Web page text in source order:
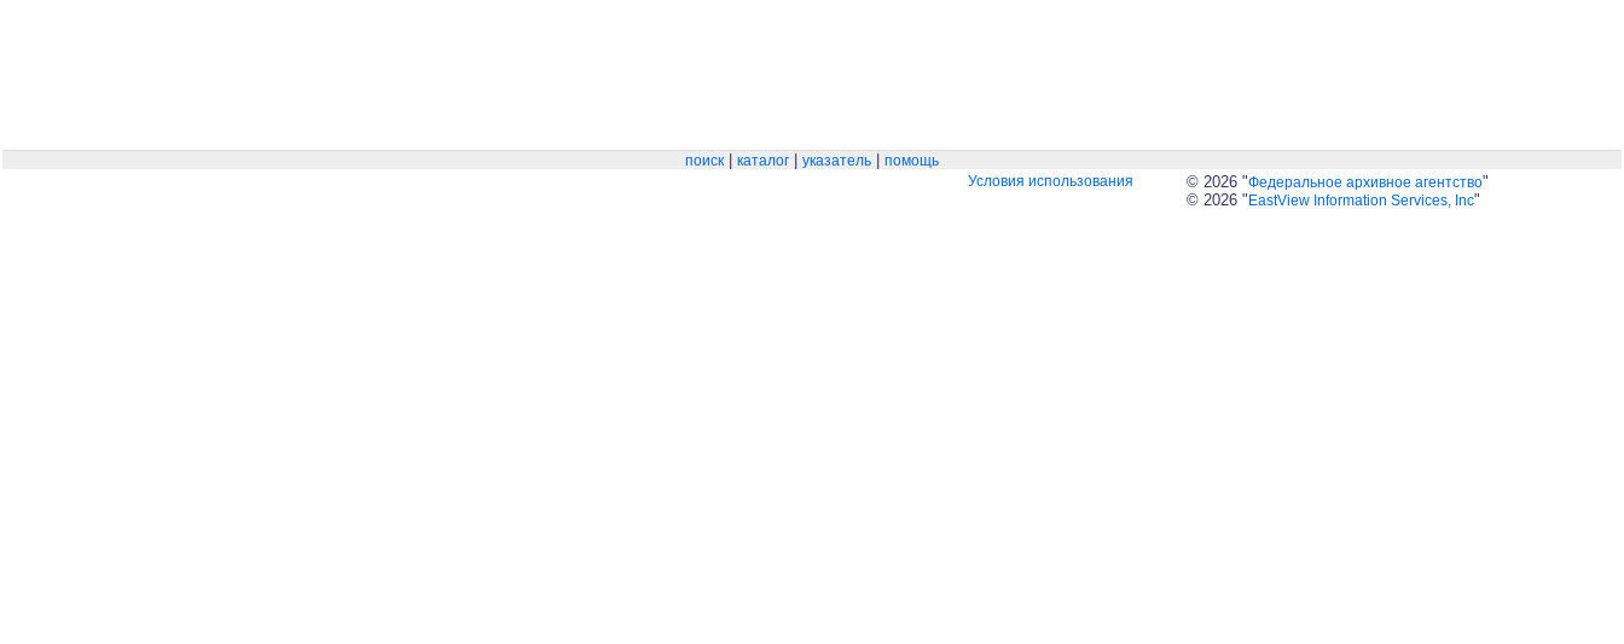
поиск каталог указатель
помощь
Условия использования
© 2026 "Федеральное архивное агентство"
© 2026 " EastView Information Services, Inc"